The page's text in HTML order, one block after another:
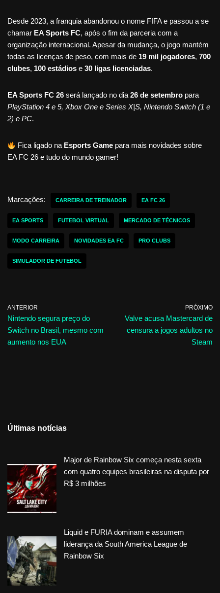
Desde 2023, a franquia abandonou o nome FIFA e passou a se
chamar EA Sports FC, após o fim da parceria com a
organização internacional. Apesar da mudança, o jogo mantém
todas as licenças de peso, com mais de 19 mil jogadores, 700
clubes, 100 estádios e 30 ligas licenciadas.
EA Sports FC 26 será lançado no dia26 de setembro para
PlayStation 4 e 5, Xbox One e Series X|S, Nintendo Switch (1 e
2) e PC.
Fica ligado na Esports Game para mais novidades sobre
EA FC 26 e tudo do mundo gamer!
Marcações: CARREIRA DE TREINADOR EA FC 26
EA SPORTS FUTEBOL VIRTUAL MERCADO DE TÉCNICOS
MODO CARREIRA NOVIDADES EA FC PRO CLUBS
SIMULADOR DE FUTEBOL
ANTERIOR
Nintendo segura preço do
Switch no Brasil, mesmo com
aumento nos EUA
PRÓXIMO
Valve acusa Mastercard de
censura a jogos adultos no
Steam
Últimas notícias
Major de Rainbow Six começa nesta sexta
com quatro equipes brasileiras na disputa por
R$ 3 milhões
Liquid e FURIA dominam e assumem
liderança da South America League de
Rainbow Six